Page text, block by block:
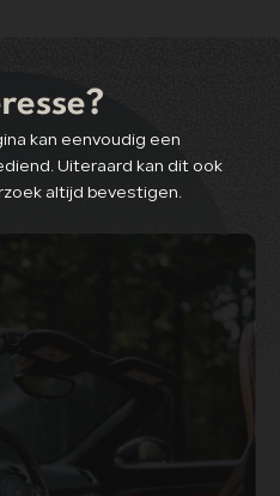
kan eenvoudig een
Uiteraard kan dit ook
altijd bevestigen.